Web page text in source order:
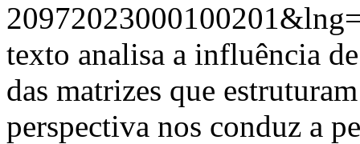
texto analisa a influência
das matrizes que
perspectiva nos conduz a